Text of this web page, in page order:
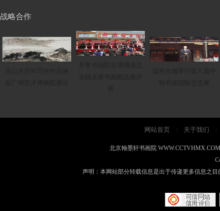
战略合作
网站首页 关于我们
北京翰墨轩书画院
声明：本网站部分转载信息是出于传递更多信息之